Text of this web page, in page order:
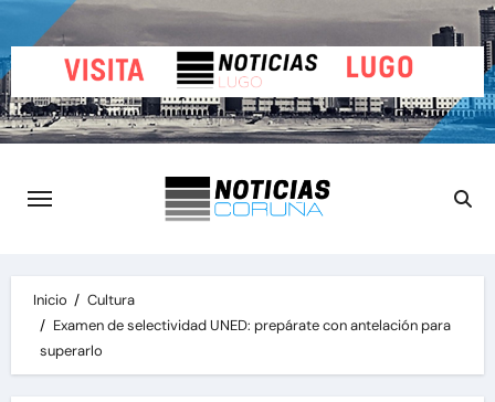
al
contenido
Inicio
Cultura
Examen de selectividad UNED: prepárate con antelación para
superarlo